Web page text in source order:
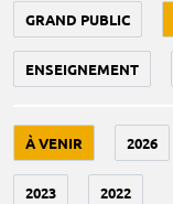
GRAND PUBLIC
ENSEIGNEMENT
À VENIR 2026
2023 2022